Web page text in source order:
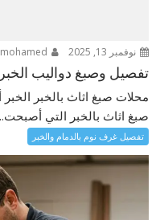
نوفمبر 13, 2025
تفصيل وصبغ دواليب الخبر
محلات صبغ اثاث بالخبر
صبغ اثاث بالخبر التي
تفصيل غرف نوم بالدمام والخبر